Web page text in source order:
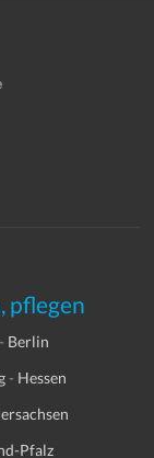
pflegen
- Berlin
- Hessen
Pfalz